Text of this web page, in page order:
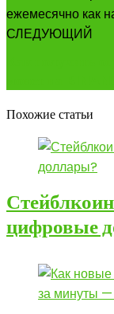
СЛЕДУЮЩИЙ
Похожие статьи
цифровые